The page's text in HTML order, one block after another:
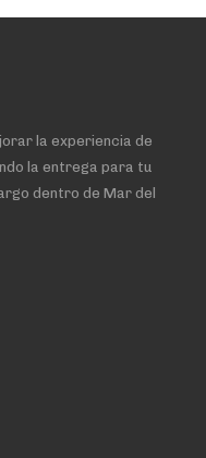
la experiencia de
la entrega para tu
dentro de Mar del